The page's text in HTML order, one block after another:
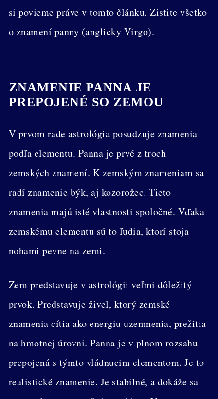
si povieme práve v tomto článku. Zistite všetko
o znamení panny (anglicky Virgo).
ZNAMENIE PANNA JE
PREPOJENÉ SO ZEMOU
V prvom rade astrológia posudzuje znamenia
podľa elementu. Panna je prvé z troch
zemských znamení. K zemským znameniam sa
radí znamenie býk, aj kozorožec. Tieto
znamenia majú isté vlastnosti spoločné. Vďaka
zemskému elementu sú to ľudia, ktorí stoja
nohami pevne na zemi.
Zem predstavuje v astrológii veľmi dôležitý
prvok. Predstavuje živel, ktorý zemské
znamenia cítia ako energiu uzemnenia, prežitia
na hmotnej úrovni. Panna je v plnom rozsahu
prepojená s týmto vládnucim elementom. Je to
realistické znamenie. Je stabilné, a dokáže sa